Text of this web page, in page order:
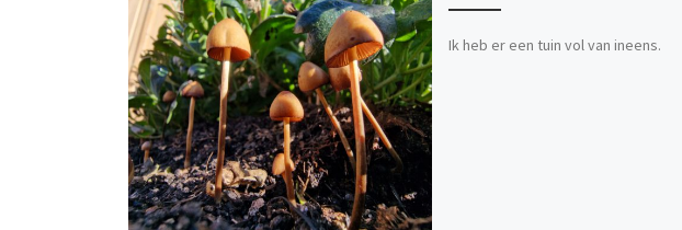
Ik heb er een tuin vol van ineens.